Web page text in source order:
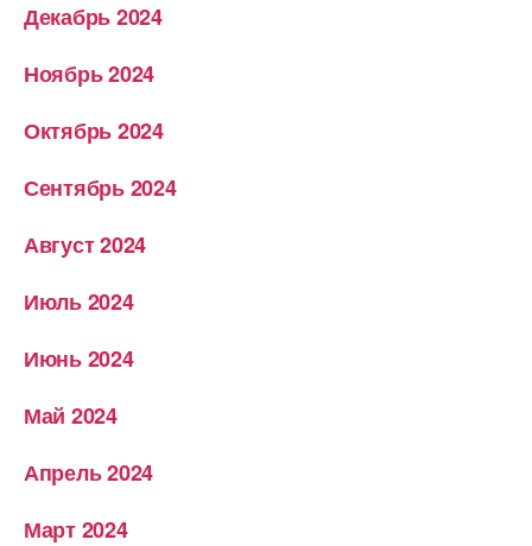
Декабрь 2024
Ноябрь 2024
Октябрь 2024
Сентябрь 2024
Август 2024
Июль 2024
Июнь 2024
Май 2024
Апрель 2024
Март 2024